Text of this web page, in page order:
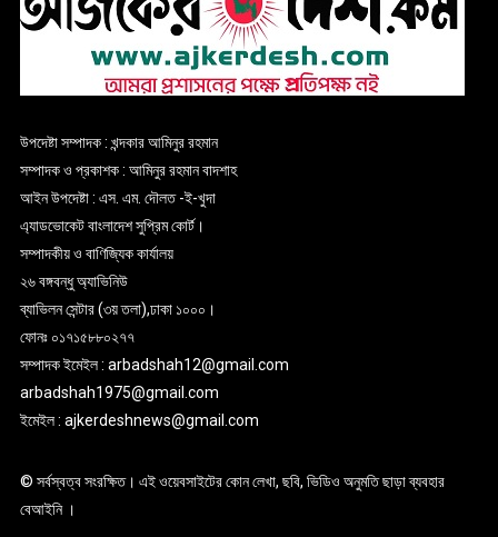
উপদেষ্টা সম্পাদক : খন্দকার আমিনুর রহমান
সম্পাদক ও প্রকাশক : আমিনুর রহমান বাদশাহ
আইন উপদেষ্টা : এস. এম. দৌলত -ই-খুদা
এ্যাডভোকেট বাংলাদেশ সুপ্রিম কোর্ট।
সম্পাদকীয় ও বাণিজ্যিক কার্যালয়
২৬ বঙ্গবন্ধু অ্যাভিনিউ
ব্যাভিলন সেন্টার (৩য় তলা),ঢাকা ১০০০।
ফোনঃ ০১৭১৫৮৮০২৭৭
সম্পাদক ইমেইল : arbadshah12@gmail.com
arbadshah1975@gmail.com
ইমেইল : ajkerdeshnews@gmail.com
© সর্বস্বত্ব সংরক্ষিত। এই ওয়েবসাইটের কোন লেখা, ছবি, ভিডিও অনুমতি ছাড়া ব্যবহার
বেআইনি ।